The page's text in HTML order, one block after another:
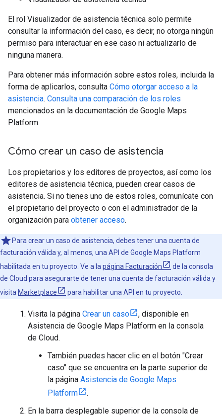
El rol Visualizador de asistencia técnica solo permite
consultar la información del caso, es decir, no otorga ningún
permiso para interactuar en ese caso ni actualizarlo de
ninguna manera.
Para obtener más información sobre estos roles, incluida la
forma de aplicarlos, consulta Cómo otorgar acceso a la
asistencia. Consulta una comparación de los roles
mencionados en la documentación de Google Maps
Platform.
Cómo crear un caso de asistencia
Los propietarios y los editores de proyectos, así como los
editores de asistencia técnica, pueden crear casos de
asistencia. Si no tienes uno de estos roles, comunícate con
el propietario del proyecto o con el administrador de la
organización para obtener acceso.
Para crear un caso de asistencia, debes tener una cuenta de
facturación válida y, al menos, una API de Google Maps Platform
habilitada en tu proyecto. Ve a la página Facturación
de la consola
de Cloud para asegurarte de tener una cuenta de facturación válida y
visita Marketplace para habilitar una API en tu proyecto.
Visita la página Crear un caso
, disponible en
Asistencia de Google Maps Platform en la consola
de Cloud.
También puedes hacer clic en el botón "Crear
caso" que se encuentra en la parte superior de
la página Asistencia de Google Maps
Platform
.
En la barra desplegable superior de la consola de